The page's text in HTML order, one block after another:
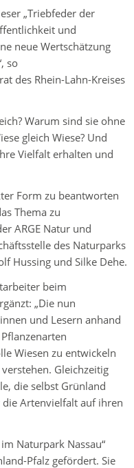
„Triebfeder der
und
neue Wertschätzung
so
des Rhein-Lahn-Kreises
Warum sind sie ohne
gleich Wiese? Und
Vielfalt erhalten und
Form zu beantworten
Thema zu
ARGE Natur und
des Naturparks
Hussing und Silke Dehe.
beim
„Die nun
und Lesern anhand
Wiesen zu entwickeln
Gleichzeitig
die selbst Grünland
Artenvielfalt auf ihren
Naturpark Nassau“
Pfalz gefördert. Sie